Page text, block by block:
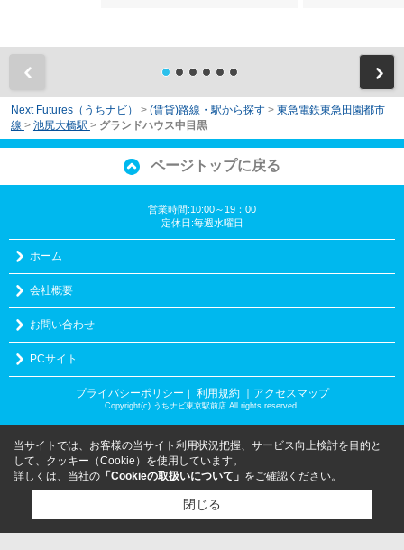
Next Futures（うちナビ） > (賃貸)路線・駅から探す > 東急電鉄東急田園都市
線 > 池尻大橋駅 > グランドハウス中目黒
ページトップに戻る
営業時間:10:00～19：00
定休日:毎週水曜日
ホーム
会社概要
お問い合わせ
PCサイト
プライバシーポリシー 利用規約 ｜アクセスマップ
Copyright(c) うちナビ東京駅前店 All rights reserved.
当サイトでは、お客様の当サイト利用状況把握、サービス向上検討を目的と
して、クッキー（Cookie）を使用しています。
詳しくは、当社の 「Cookieの取扱いについて」 をご確認ください。
閉じる